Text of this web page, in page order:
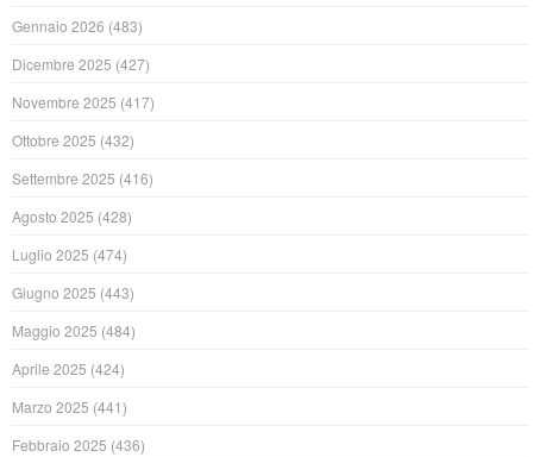
Gennaio 2026 (483)
Dicembre 2025 (427)
Novembre 2025 (417)
Ottobre 2025 (432)
Settembre 2025 (416)
Agosto 2025 (428)
Luglio 2025 (474)
Giugno 2025 (443)
Maggio 2025 (484)
Aprile 2025 (424)
Marzo 2025 (441)
Febbraio 2025 (436)